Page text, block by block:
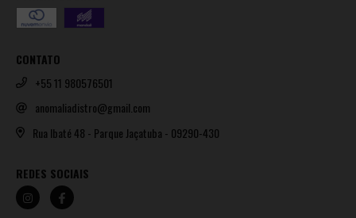
CONTATO
+55 11 980576501
anomaliadistro@gmail.com
Rua Ibaté 48 - Parque Jaçatuba - 09290-430
REDES SOCIAIS